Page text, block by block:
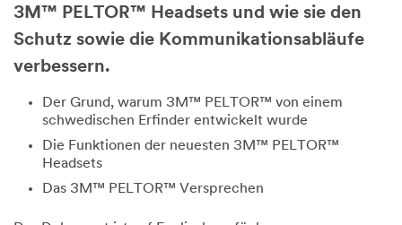
3M™ PELTOR™ Headsets und wie sie den
Schutz sowie die Kommunikationsabläufe
verbessern.
Der Grund, warum 3M™ PELTOR™ von einem
schwedischen Erfinder entwickelt wurde
Die Funktionen der neuesten 3M™ PELTOR™
Headsets
Das 3M™ PELTOR™ Versprechen